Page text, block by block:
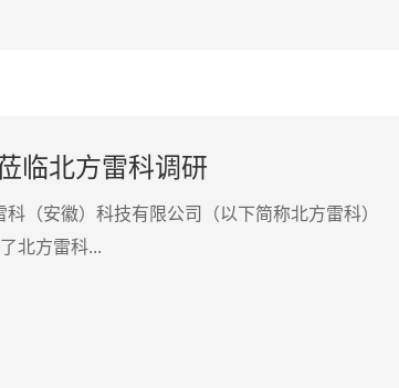
临北方雷科调研
（安徽）科技有限公司（以下简称北方雷科）
北方雷科...